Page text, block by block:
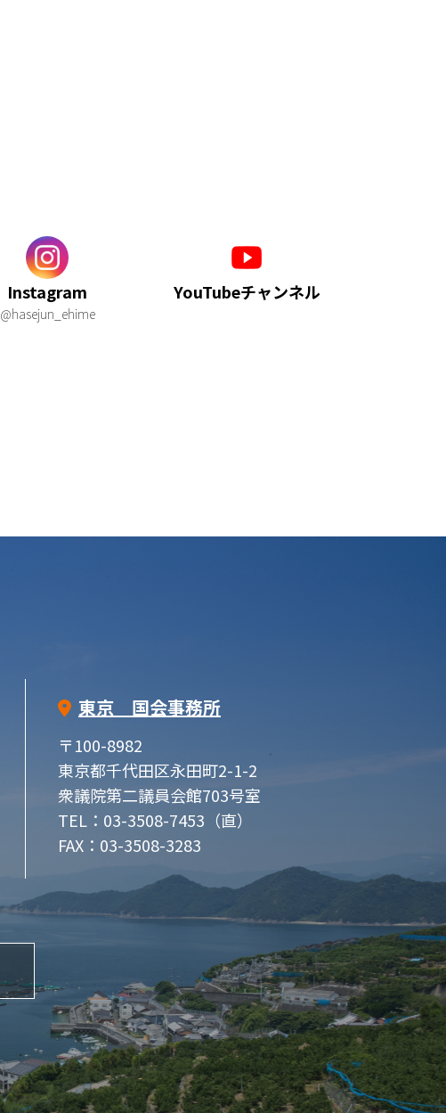
Instagram
@hasejun_ehime
YouTubeチャンネル
東京 国会事務所
〒100-8982
東京都千代田区永田町2-1-2
衆議院第二議員会館703号室
TEL：03-3508-7453（直）
FAX：03-3508-3283